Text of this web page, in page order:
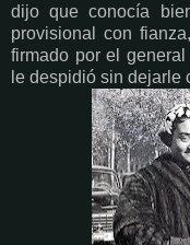
dijo que conocía
provisional con
firmado por el
le despidió sin dejarle